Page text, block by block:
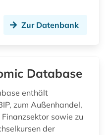
Zur Datenbank
Database
enthält
zum Außenhandel,
sowie zu
der